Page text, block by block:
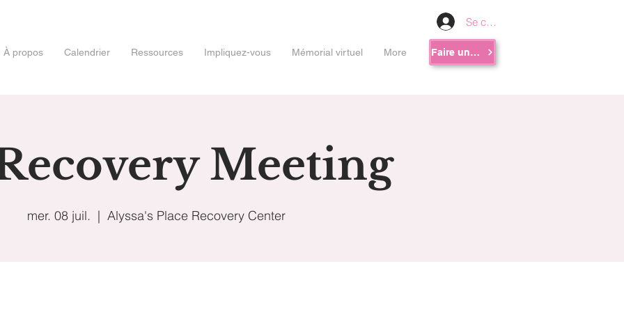
Se connecter
À propos Calendrier Ressources Impliquez-vous Mémorial virtuel More Faire un don
Meeting
mer. 08 juil.
  |
Alyssa's Place Recovery Center